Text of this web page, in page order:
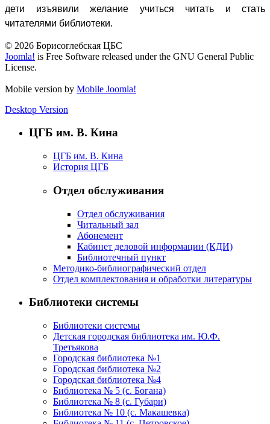
дети изъявили желание учиться читать и стать
читателями библиотеки.
© 2026 Борисоглебская ЦБС
Joomla! is Free Software released under the GNU General Public
License.
Mobile version by Mobile Joomla!
Desktop Version
ЦГБ им. В. Кина
ЦГБ им. В. Кина
История ЦГБ
Отдел обслуживания
Отдел обслуживания
Читальный зал
Абонемент
Кабинет деловой информации (КДИ)
Библиотечный пункт
Методико-библиографический отдел
Отдел комплектования и обработки литературы
Библиотеки системы
Библиотеки системы
Детская городская библиотека им. Ю.Ф.
Третьякова
Городская библиотека №1
Городская библиотека №2
Городская библиотека №4
Библиотека № 5 (с. Богана)
Библиотека № 8 (с. Губари)
Библиотека № 10 (с. Макашевка)